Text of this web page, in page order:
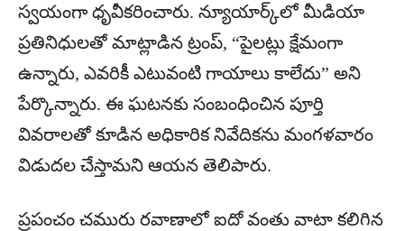
స్వయంగా ధృవీకరించారు. న్యూయార్క్‌లో మీడియా
ప్రతినిధులతో మాట్లాడిన ట్రంప్, “పైలట్లు క్షేమంగా
ఉన్నారు, ఎవరికీ ఎటువంటి గాయాలు కాలేదు” అని
పేర్కొన్నారు. ఈ ఘటనకు సంబంధించిన పూర్తి
వివరాలతో కూడిన అధికారిక నివేదికను మంగళవారం
విడుదల చేస్తామని ఆయన తెలిపారు.
ప్రపంచం చమురు రవాణాలో ఐదో వంతు వాటా కలిగిన